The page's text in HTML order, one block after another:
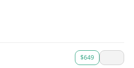
$649